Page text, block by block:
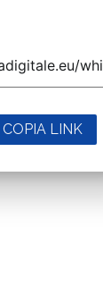
COPIA LINK